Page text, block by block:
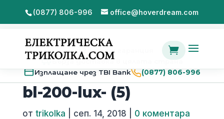
(0877) 806-996 office@hoverdream.com

2 години гаранция
Бърза доставка в цялата страна
Изплащане чрез TBI Bank
(0877) 806-996
bl-200-lux- (5)
от trikolka сеп. 14, 2018 0 коментара